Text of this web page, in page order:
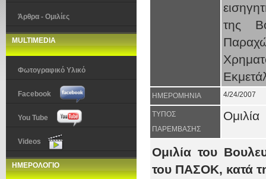
Άρθρα - Ομιλίες
MULTIMEDIA
Φωτογραφικό Υλικό
Facebook
You Tube
Videos
ΗΜΕΡΟΛΟΓΙΟ
της
ΗΜΕΡΟΜΗΝΙΑ 4/24/2007
ΤΥΠΟΣ
ΠΑΡΕΜΒΑΣΗΣ
Ομιλία
Ομιλία του
του ΠΑΣΟΚ, κατά